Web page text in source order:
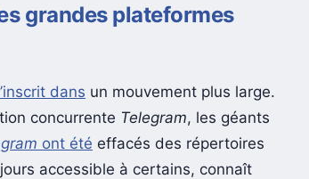
grandes plateformes
dans un mouvement plus large.
concurrente Telegram, les géants
ont été effacés des répertoires
accessible à certains, connaît